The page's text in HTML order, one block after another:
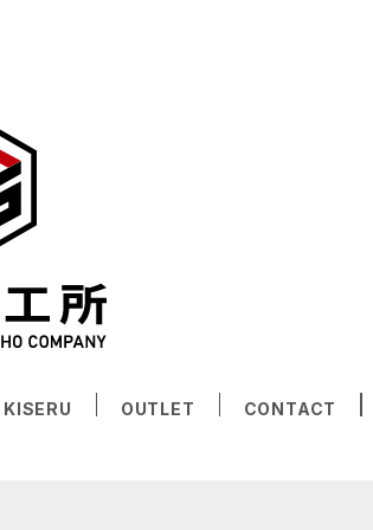
KISERU OUTLET CONTACT